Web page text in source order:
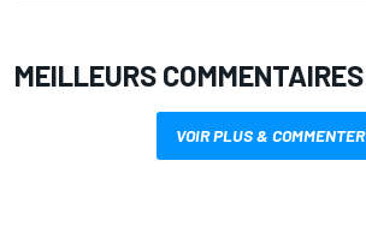
MEILLEURS COMMENTAIRES
VOIR PLUS & COMMENTER